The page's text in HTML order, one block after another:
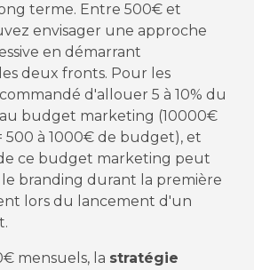
terme. Entre 500€ et
envisager une approche
en démarrant
deux fronts. Pour les
d'allouer 5 à 10% du
budget marketing (10000€
500 à 1000€ de budget), et
ce budget marketing peut
branding durant la première
lors du lancement d'un
mensuels, la stratégie